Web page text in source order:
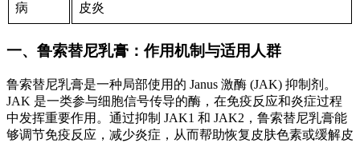
病
皮炎
一、鲁索替尼乳膏：作用机制与适用人群
鲁索替尼乳膏是一种局部使用的 Janus 激酶 (JAK) 抑制剂。
JAK 是一类参与细胞信号传导的酶，在免疫反应和炎症过程
中发挥重要作用。通过抑制 JAK1 和 JAK2，鲁索替尼乳膏能
够调节免疫反应，减少炎症，从而帮助恢复皮肤色素或缓解皮